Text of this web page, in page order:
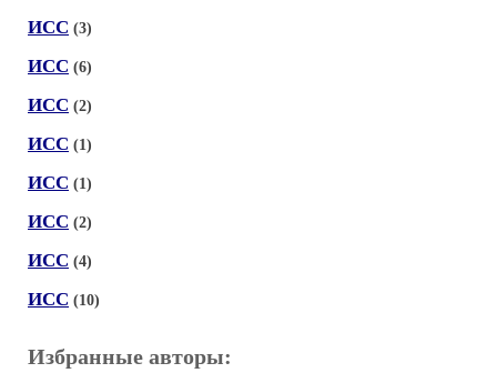
ИСС (3)
ИСС (6)
ИСС (2)
ИСС (1)
ИСС (1)
ИСС (2)
ИСС (4)
ИСС (10)
Избранные авторы: